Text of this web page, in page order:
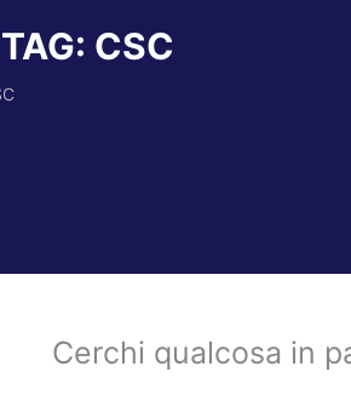
CSC
Cerchi qualcosa in